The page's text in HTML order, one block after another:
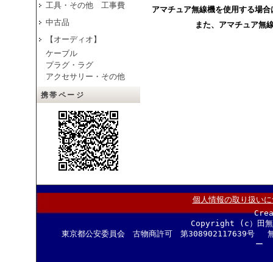
工具・その他 工事費
中古品
【オーディオ】
ケーブル
プラグ・ラグ
アクセサリー・その他
携帯ページ
アマチュア無線機を使用する場
また、アマチュア無
個人情報の取り扱い
Copyright (c）田
東京都公安委員会 古物商許可 第308902117639号